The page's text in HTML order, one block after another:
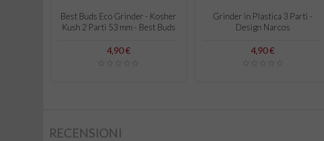
CARRELLO
Best Buds Eco Grinder - Kosher
Kush 2 Parti 53 mm - Best Buds
Prezzo
4,90 €
CARRELLO
Grinder in Plastica 3 Parti -
Design Narcos
Prezzo
4,90 €
RECENSIONI